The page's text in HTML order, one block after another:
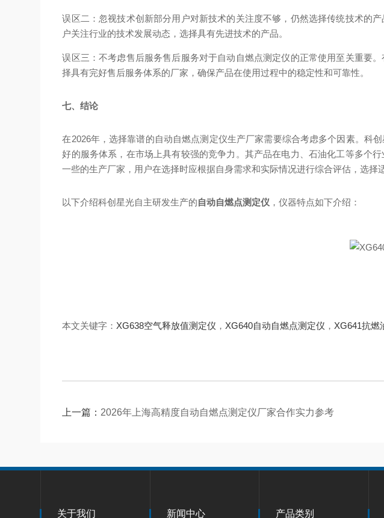
误区二：忽视技术创新部分用户对新技术的关注度不够，仍然选择传统技术的
户关注行业的技术发展动态，选择具有先进技术的产品。
误区三：不考虑售后服务售后服务对于自动自燃点测定仪的正常使用至关重要
择具有完好售后服务体系的厂家，确保产品在使用过程中的稳定性和可靠性。
七、结论
在2026年，选择靠谱的自动自燃点测定仪生产厂家需要综合考虑多个因素。科
好的服务体系，在市场上具有较强的竞争力。其产品在电力、石油化工等多个
一些的生产厂家，用户在选择时应根据自身需求和实际情况进行综合评估，选择
以下介绍科创星光自主研发生产的自动自燃点测定仪 ，仪器特点如下介绍：
本文关键字： XG638空气释放值测定仪 ， XG640自动自燃点测定仪 ， XG641抗燃
上一篇： 2026年上海高精度自动自燃点测定仪厂家合作实力参考
关于我们 新闻中心 产品类别